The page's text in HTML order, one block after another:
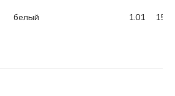
белый 1.01 15.0